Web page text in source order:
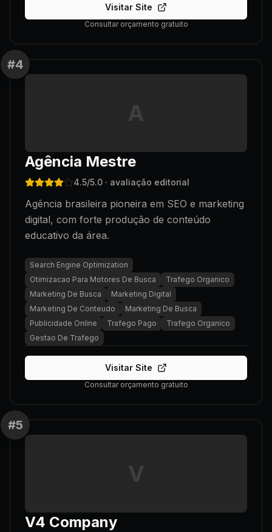
Visitar Site
Consultar orçamento gratuito
#4
A
Agência Mestre
4.5/5.0 · avaliação editorial
Agência brasileira pioneira em SEO e marketing
digital, com forte produção de conteúdo
educativo da área.
Search Engine Optimization
Otimizacao Para Motores De Busca
Trafego Organico
Marketing De Busca
Marketing Digital
Marketing De Conteudo
Marketing De Busca
Publicidade Online
Trafego Pago
Trafego Organico
Gestao De Trafego
Visitar Site
Consultar orçamento gratuito
#5
V
V4 Company